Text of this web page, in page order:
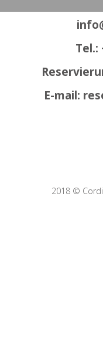
Tel.:
E-mail:
2018 ©